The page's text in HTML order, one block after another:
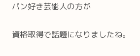
パン好き芸能人の方が
資格取得で話題になりましたね。